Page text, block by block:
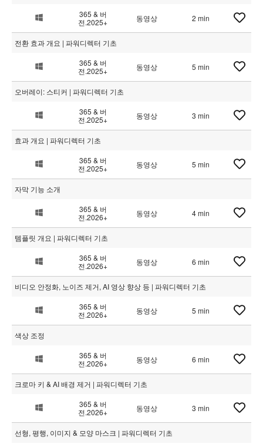
365 & 버
전.2025+
동영상 2 min
전환 효과 개요 | 파워디렉터 기초
365 & 버
전.2025+
동영상 5 min
오버레이: 스티커 | 파워디렉터 기초
365 & 버
전.2025+
동영상 3 min
효과 개요 | 파워디렉터 기초
365 & 버
전.2025+
동영상 5 min
자막 기능 소개
365 & 버
전.2026+
동영상 4 min
템플릿 개요 | 파워디렉터 기초
365 & 버
전.2026+
동영상 6 min
비디오 안정화, 노이즈 제거, AI 영상 향상 등 | 파워디렉터 기초
365 & 버
전.2026+
동영상 5 min
색상 조정
365 & 버
전.2026+
동영상 6 min
크로마 키 & AI 배경 제거 | 파워디렉터 기초
365 & 버
전.2026+
동영상 3 min
선형, 평행, 이미지 & 모양 마스크 | 파워디렉터 기초